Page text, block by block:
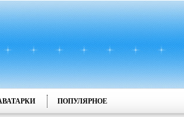
ПОПУЛЯРНОЕ